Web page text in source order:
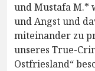
und Mustafa M.*
und Angst und
miteinander zu
unseres True-
Ostfriesland“